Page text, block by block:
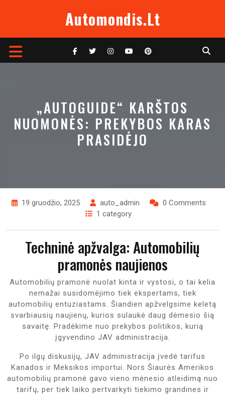
Automondis.lt
Open
„AUTOGUIDE“ KARŠTOS
NUOMONĖS: PREKYBOS KARAS
PRASIDĖJO
19 gruodžio, 2025 auto_admin
0 Comments
1 category
Techninė apžvalga: Automobilių
pramonės naujienos
Automobilių pramonė nuolat kinta ir vystosi, o tai kelia
nemažai susidomėjimo tiek ekspertams, tiek
automobilių entuziastams. Šiandien apžvelgsime keletą
svarbiausių naujienų, kurios sulaukė daug dėmesio šią
savaitę. Pradėkime nuo prekybos politikos, kurią
įgyvendino JAV administracija.
Po ilgų diskusijų, JAV administracija įvedė tarifus
Kanados ir Meksikos importui. Nors Šiaurės Amerikos
automobilių pramonė gavo vieno mėnesio atleidimą nuo
tarifų, per tiek laiko pertvarkyti tiekimo grandines ir